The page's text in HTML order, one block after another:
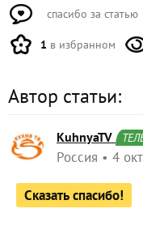
спасибо за статью
1 в избранном
Автор статьи:
KuhnyaTV
Россия 4
Сказать спасибо!